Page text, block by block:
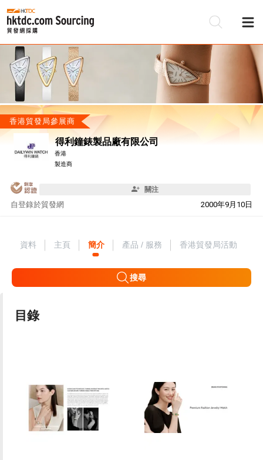
香港貿發局參展商
得利鐘錶製品廠有限公司
香港
製造商
關注
自 2000年9月10日
登錄於貿發網
資料 主頁 簡介 產品 / 服務 香港貿發局活動
搜尋
目錄